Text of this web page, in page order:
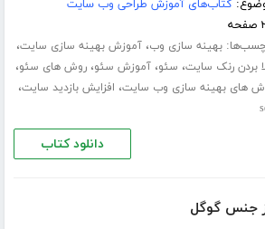
کتاب‌های آموزش طراحی وب سایت
بهینه سازی وب،آموزش بهینه سازی سایت،
بردن رنک سایت، سئو،آموزش سئو،روش های سئو،
های بهینه سازی وب سایت، افزایش بازدید سایت،
دانلود کتاب
از جنس گوگل